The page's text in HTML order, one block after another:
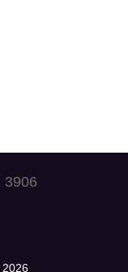
3906
2026